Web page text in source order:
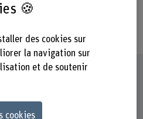
🍪
des cookies sur
la navigation sur
et de soutenir
cookies